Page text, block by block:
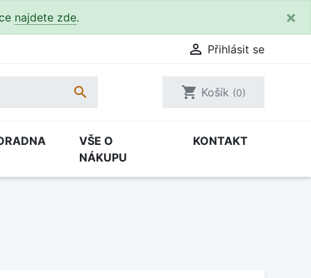
najdete zde. ×
 Přihlásit se
 shopping_cart Košík (0)
VŠE O
NÁKUPU
KONTAKT